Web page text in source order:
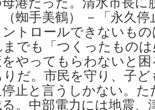
蜘手美鶴） －「永久停
ントロールできないも
でも「つくったもの
やってもらわないと
りだ。市民を守り、子
停止と言うしかない。
。中部電力には地震、